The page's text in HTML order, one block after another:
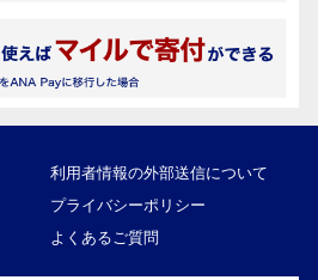
利用者情報の外部送信について
プライバシーポリシー
よくあるご質問